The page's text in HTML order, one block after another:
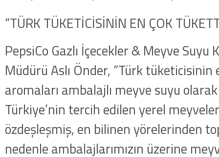
“TÜRK TÜKETİCİSİNİN EN ÇOK
PepsiCo Gazlı İçecekler & Meyve Suyu
Müdürü Aslı Önder, “Türk
aromaları ambalajlı meyve suyu
Türkiye’nin tercih edilen yerel
özdeşleşmiş, en bilinen yörelerinden
nedenle ambalajlarımızın üzerine